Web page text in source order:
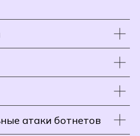
атаки ботнетов